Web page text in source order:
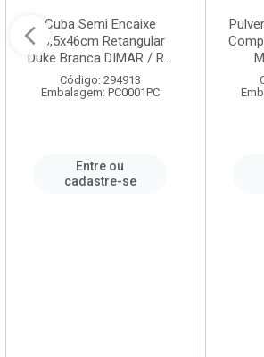
Cuba Semi Encaixe
58,5x46cm Retangular
Duke Branca DIMAR / R...
Código: 294913
Embalagem: PC0001PC
Entre ou
cadastre-se